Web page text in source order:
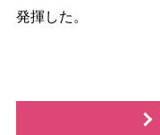
発揮した。